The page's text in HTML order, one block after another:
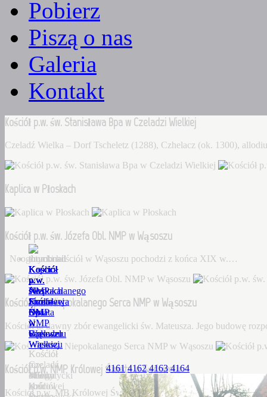
Pobierz
Piszą o nas
Galeria
Kontakt
Kościół p.w. św. Stanisława Bpa w Czeladzi Wielkiej
Czeladź Wielka – Dorf Tscheletz (1288), Czhelacz (ok. 1300),
Kaplica w Płoskach
Kościół p.w. św. Józefa Obl. NMP w Wąsoszu
Neogotycki kościół w Wąsoszu pochodzi z końca XIX w.…
Kościół p.w. Niepokalanego Serca NMP w Wąsoszu
Kościół to dawny zbór ewangelicki św. Mateusza. Jego budowę
Kościół p.w. NMP Królowej Świata w Sądowelu
Kościół p.w. MB Królowej Świata w Sądowelu wybudowany w
Kościół
p.w.
św.
Stanisława
Bpa
w
Czeladzi
Wielkiej
Czeladź
Wielka
–
Kaplica
w
Płoskach
Kościół
p.w.
św.
Józefa
Obl.
NMP
w
Wąsoszu
Neogotycki
kościół
Kościół
p.w.
Niepokalanego
Serca
NMP
w
Wąsoszu
Kościół
to
dawny
zbór
Kościół
p.w.
NMP
Królowej
Świata
w
Sądowelu
Kościół
p.w.
MB
Królowej
4161 4162 4163 4164